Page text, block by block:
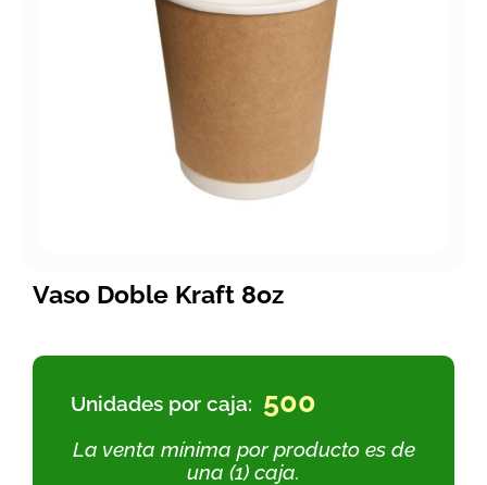
Vaso Doble Kraft 8oz
Unidades por caja: 500
La venta mínima por producto es de
una (1) caja.